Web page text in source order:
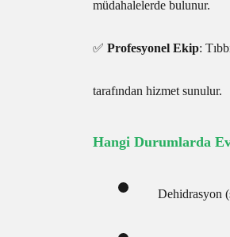
müdahalelerde bulunur.
✅ Profesyonel Ekip:
tarafından hizmet sunulur.
Hangi Durumlarda
Dehidrasyon